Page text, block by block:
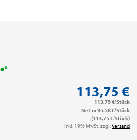
113,75 €
113,75 €/Stück
Netto: 95,58 €/Stück
(113,75 €/Stück)
inkl. 19% MwSt. zzgl.Versand